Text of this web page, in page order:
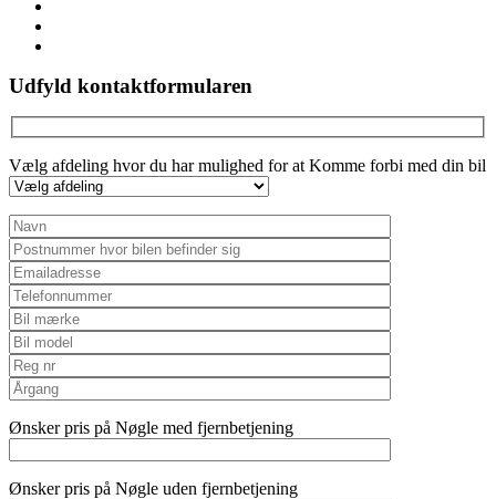
Udfyld kontaktformularen
Vælg afdeling hvor du har mulighed for at Komme forbi med din bil
Ønsker pris på Nøgle med fjernbetjening
Ønsker pris på Nøgle uden fjernbetjening